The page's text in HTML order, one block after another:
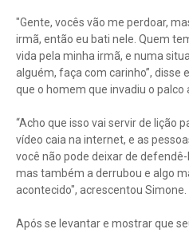
"Gente, vocês vão me perdoar,
irmã, então eu bati nele. Quem
vida pela minha irmã, e numa
alguém, faça com carinho”, disse
que o homem que invadiu o palco
“Acho que isso vai servir de lição
vídeo caia na internet, e as
você não pode deixar de
mas também a derrubou e algo
acontecido", acrescentou Simone.
Após se levantar e mostrar que